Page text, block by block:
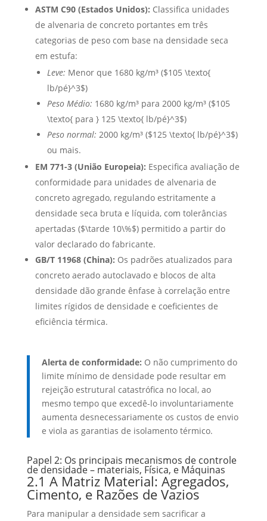
ASTM C90 (Estados Unidos): Classifica unidades
de alvenaria de concreto portantes em três
categorias de peso com base na densidade seca
em estufa:
Leve: Menor que 1680 kg/m³ ($105 \texto{
lb/pé}^3$)
Peso Médio: 1680 kg/m³ para 2000 kg/m³ ($105
\texto{ para } 125 \texto{ lb/pé}^3$)
Peso normal: 2000 kg/m³ ($125 \texto{ lb/pé}^3$)
ou mais.
EM 771-3 (União Europeia): Especifica avaliação de
conformidade para unidades de alvenaria de
concreto agregado, regulando estritamente a
densidade seca bruta e líquida, com tolerâncias
apertadas ($\tarde 10\%$) permitido a partir do
valor declarado do fabricante.
GB/T 11968 (China): Os padrões atualizados para
concreto aerado autoclavado e blocos de alta
densidade dão grande ênfase à correlação entre
limites rígidos de densidade e coeficientes de
eficiência térmica.
Alerta de conformidade: O não cumprimento do
limite mínimo de densidade pode resultar em
rejeição estrutural catastrófica no local, ao
mesmo tempo que excedê-lo involuntariamente
aumenta desnecessariamente os custos de envio
e viola as garantias de isolamento térmico.
Papel 2: Os principais mecanismos de controle
de densidade – materiais, Física, e Máquinas
2.1 A Matriz Material: Agregados,
Cimento, e Razões de Vazios
Para manipular a densidade sem sacrificar a